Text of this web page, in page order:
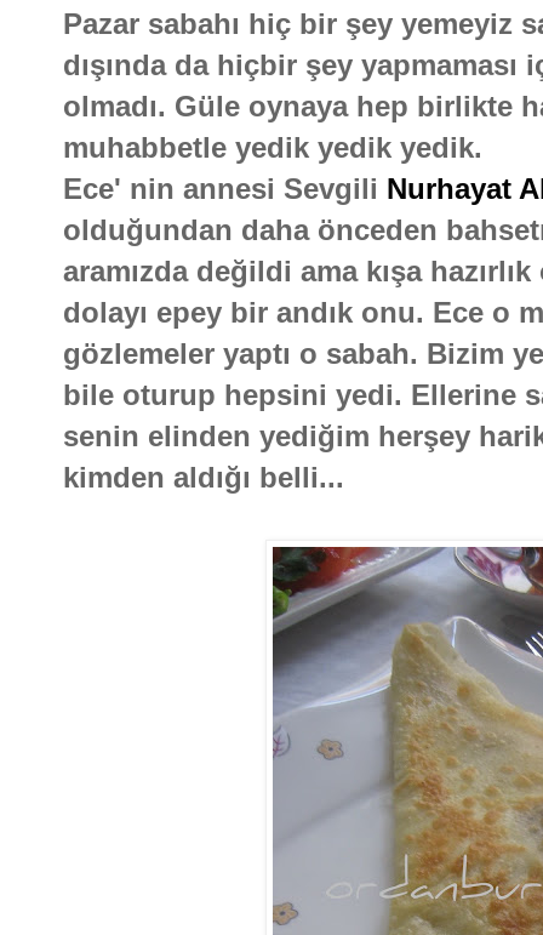
Pazar sabahı hiç bir şey yemeyiz
dışında da hiçbir şey
olmadı. Güle oynaya hep birlikte
muhabbetle yedik yedik yedik.
Ece' nin annesi Sevgili Nurhayat
olduğundan daha önceden
aramızda değildi ama kışa
dolayı epey bir andık onu. Ece o
gözlemeler yaptı o sabah. Bizim
bile oturup hepsini yedi. Ellerine
senin elinden yediğim herşey
kimden aldığı belli...